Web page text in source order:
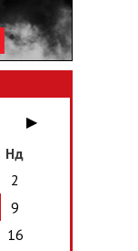
▶
Нд
2
9
16